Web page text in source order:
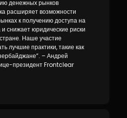
денежных рынков
расширяет возможности
к получению доступа на
снижает юридические риски
Наше участие
лучшие практики, такие как
– Андрей
президент Frontclear